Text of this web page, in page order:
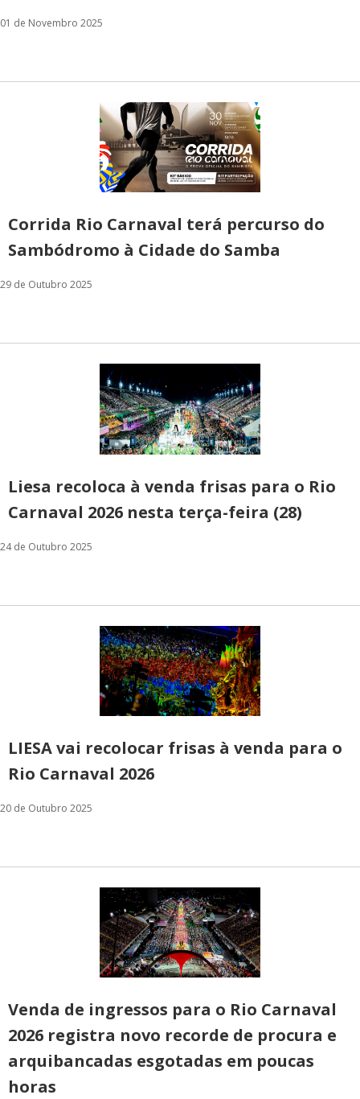
01 de Novembro 2025
Corrida Rio Carnaval terá percurso do
Sambódromo à Cidade do Samba
29 de Outubro 2025
Liesa recoloca à venda frisas para o Rio
Carnaval 2026 nesta terça-feira (28)
24 de Outubro 2025
LIESA vai recolocar frisas à venda para o
Rio Carnaval 2026
20 de Outubro 2025
Venda de ingressos para o Rio Carnaval
2026 registra novo recorde de procura e
arquibancadas esgotadas em poucas
horas